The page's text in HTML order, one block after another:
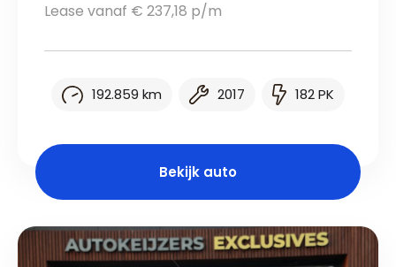
Lease vanaf € 237,18 p/m
192.859 km 2017 182 PK
Bekijk auto